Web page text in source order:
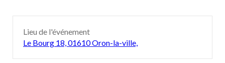
Lieu de l'événement
Le Bourg 18, 01610 Oron-la-ville,